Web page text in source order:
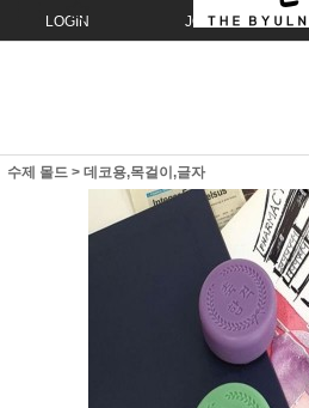
LOGIN JOIN
수제 몰드 > 데코용,목걸이,글자